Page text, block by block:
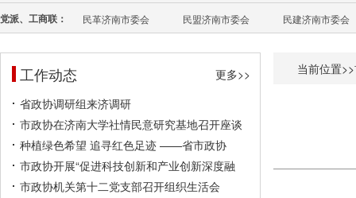
党派、工商联： 民革济南市委会 民盟济南市委会 民建济南市委会
工作动态
更多>>
省政协调研组来济调研
市政协在济南大学社情民意研究基地召开座谈
种植绿色希望 追寻红色足迹 ——省市政协
市政协开展“促进科技创新和产业创新深度融
市政协机关第十二党支部召开组织生活会
当前位置>>